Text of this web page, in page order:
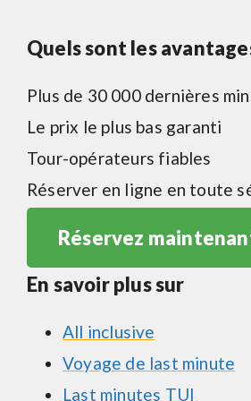
Quels sont les
Plus de 30 000 dernières
Le prix le plus bas garanti
Tour-opérateurs fiables
Réserver en ligne en toute
Réservez
En savoir plus sur
All inclusive
Voyage de last minute
Last minutes TUI